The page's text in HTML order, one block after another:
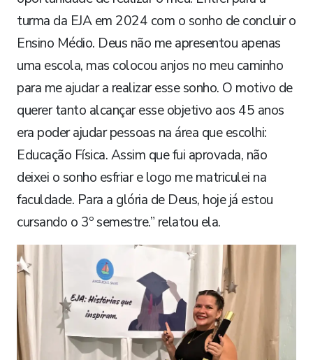
turma da EJA em 2024 com o sonho de concluir o
Ensino Médio. Deus não me apresentou apenas
uma escola, mas colocou anjos no meu caminho
para me ajudar a realizar esse sonho. O motivo de
querer tanto alcançar esse objetivo aos 45 anos
era poder ajudar pessoas na área que escolhi:
Educação Física. Assim que fui aprovada, não
deixei o sonho esfriar e logo me matriculei na
faculdade. Para a glória de Deus, hoje já estou
cursando o 3º semestre.” relatou ela.